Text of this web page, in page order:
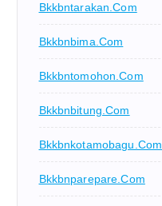
Bkkbntarakan.com
Bkkbnbima.com
Bkkbntomohon.com
Bkkbnbitung.com
Bkkbnkotamobagu.com
Bkkbnparepare.com